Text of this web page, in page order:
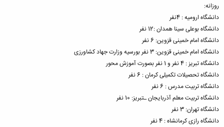
روزانه:
دانشگاه ارومیه : 4نفر
دانشگاه بوعلی سینا همدان :12 نفر
دانشگاه امام خمینی قزوین: 6 نفر
دانشگاه امام خمینی قزوین: 3 نفر بورسیه وزارت جهاد کشاورزی
دانشگاه تبریز : 4 نفر و 1 نفر بصورت آموزش محور
دانشگاه تحصیلات تکمیلی کرمان : 6 نفر
دانشگاه تربیت مدرس : 6 نفر
دانشگاه تربیت معلم آذربایجان ـتبریز: 10 نفر
دانشگاه تهران: 3 نفر
دانشگاه رازی کرمانشاه : 4 نفر